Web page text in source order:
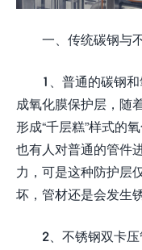
一、传统碳钢与
1、普通的碳钢
成氧化膜保护层，随
形成“千层糕”样式的
也有人对普通的管件
力，可是这种防护层
坏，管材还是会发生
2、不锈钢双卡